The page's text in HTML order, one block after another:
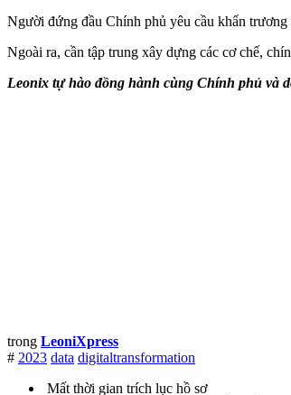
Người đứng đầu Chính phủ yêu cầu khẩn
Ngoài ra, cần tập trung xây dựng các cơ chế,
Leonix tự hào đồng hành cùng Chính phủ và
trong LeoniXpress
# 2023 data digitaltransformation
Mất thời gian trích lục hồ sơ